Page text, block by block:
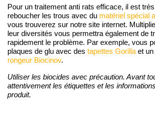
Pour un traitement anti rats efficace, il est
reboucher les trous avec du matériel spécial
vous trouverez sur notre site internet.
leur diversités vous permettra également de
rapidement le problème. Par exemple, vous
plaques de glu avec des tapettes Gorillaet un
rongeur Biocinov.
Utiliser les biocides avec précaution. Avant
attentivement les étiquettes et les
produit.